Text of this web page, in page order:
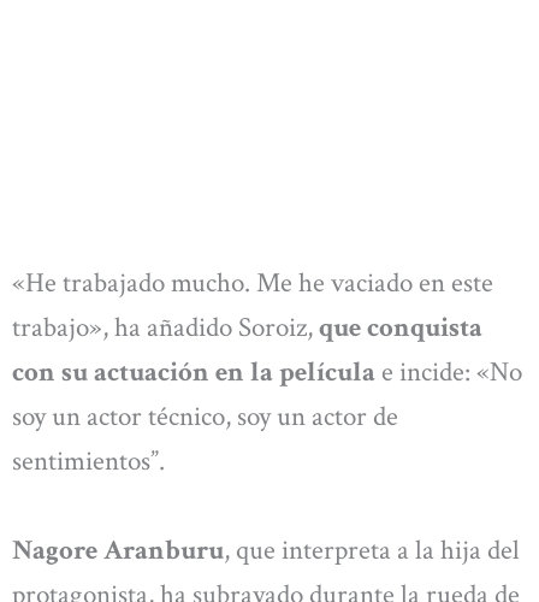
«He trabajado mucho. Me he vaciado en este
trabajo», ha añadido Soroiz,que conquista
con su actuación en la película e incide: «No
soy un actor técnico, soy un actor de
sentimientos”.
Nagore Aranburu, que interpreta a la hija del
protagonista, ha subrayado durante la rueda de